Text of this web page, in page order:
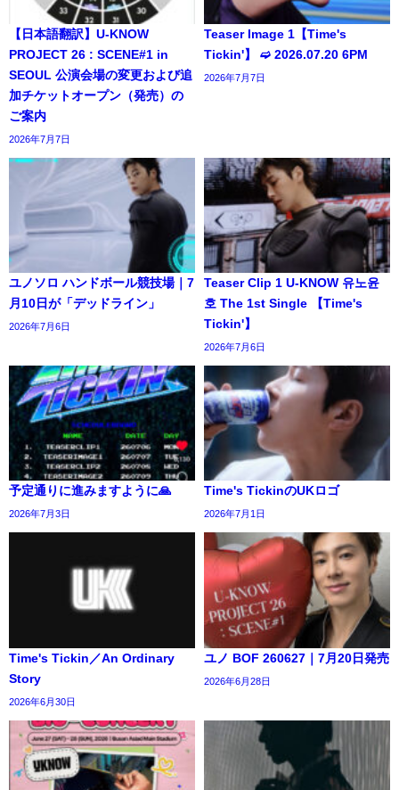
【日本語翻訳】U-KNOW
PROJECT 26 : SCENE#1 in
SEOUL 公演会場の変更および追
加チケットオープン（発売）の
ご案内
2026年7月7日
Teaser Image 1【Time's
Tickin'】 ➫ 2026.07.20 6PM
2026年7月7日
ユノソロ ハンドボール競技場｜7
月10日が「デッドライン」
2026年7月6日
Teaser Clip 1 U-KNOW 유노윤
호 The 1st Single 【Time's
Tickin'】
2026年7月6日
予定通りに進みますように🙏
2026年7月3日
Time's TickinのUKロゴ
2026年7月1日
Time's Tickin／An Ordinary
Story
2026年6月30日
ユノ BOF 260627｜7月20日発売
2026年6月28日